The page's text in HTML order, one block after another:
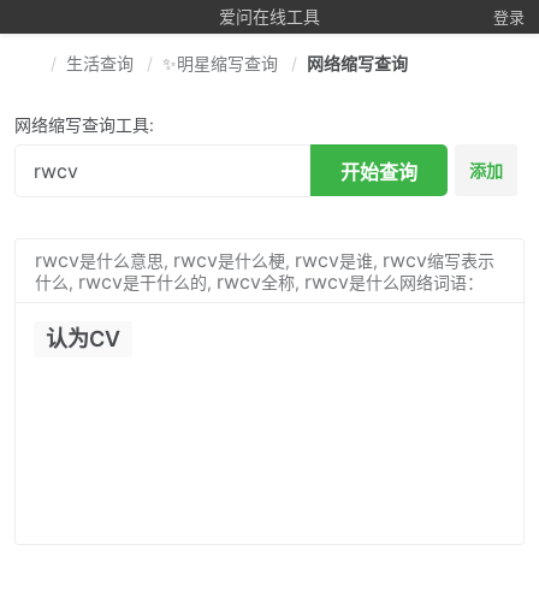
爱问在线工具 登录
生活查询 ✨明星缩写查询 网络缩写查询
网络缩写查询工具:
开始查询 添加
rwcv是什么意思, rwcv是什么梗, rwcv是谁, rwcv缩写表示
什么, rwcv是干什么的, rwcv全称, rwcv是什么网络词语：
认为CV